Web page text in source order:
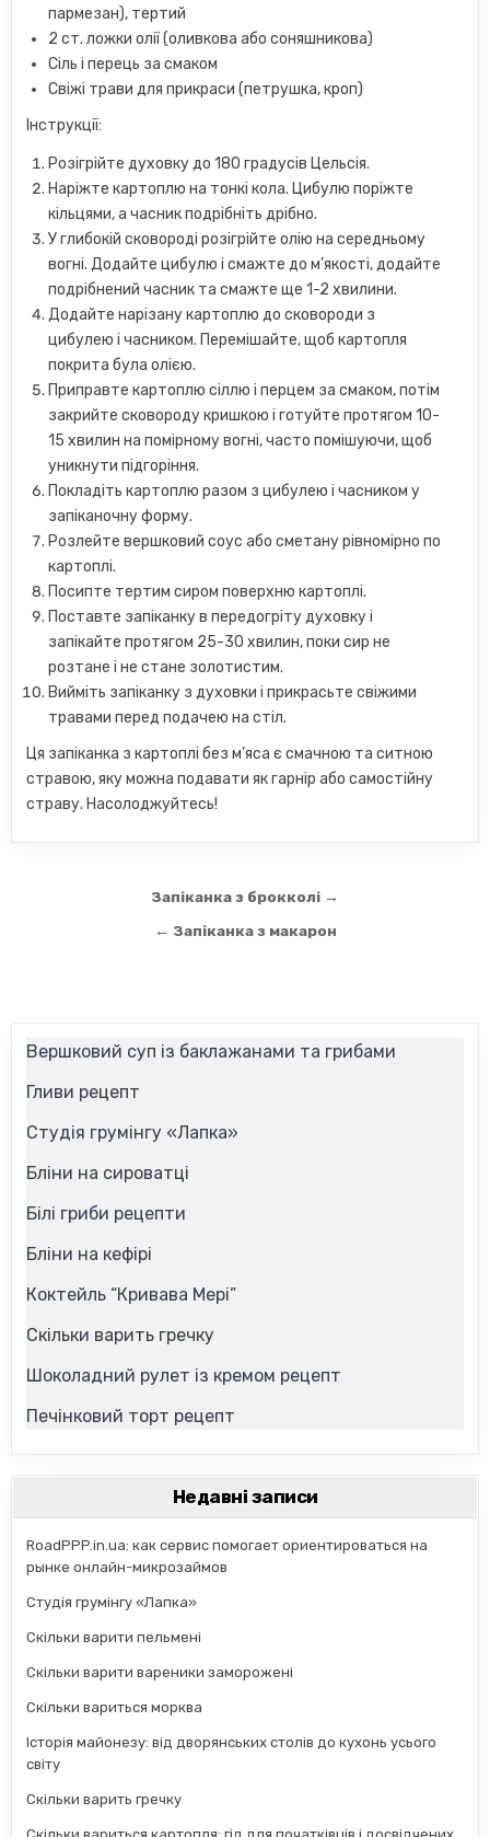
пармезан), тертий
2 ст. ложки олії (оливкова або соняшникова)
Сіль і перець за смаком
Свіжі трави для прикраси (петрушка, кроп)
Інструкції:
Розігрійте духовку до 180 градусів Цельсія.
Наріжте картоплю на тонкі кола. Цибулю поріжте
кільцями, а часник подрібніть дрібно.
У глибокій сковороді розігрійте олію на середньому
вогні. Додайте цибулю і смажте до м’якості, додайте
подрібнений часник та смажте ще 1-2 хвилини.
Додайте нарізану картоплю до сковороди з
цибулею і часником. Перемішайте, щоб картопля
покрита була олією.
Приправте картоплю сіллю і перцем за смаком, потім
закрийте сковороду кришкою і готуйте протягом 10-
15 хвилин на помірному вогні, часто помішуючи, щоб
уникнути підгоріння.
Покладіть картоплю разом з цибулею і часником у
запіканочну форму.
Розлейте вершковий соус або сметану рівномірно по
картоплі.
Посипте тертим сиром поверхню картоплі.
Поставте запіканку в передогріту духовку і
запікайте протягом 25-30 хвилин, поки сир не
розтане і не стане золотистим.
Вийміть запіканку з духовки і прикрасьте свіжими
травами перед подачею на стіл.
Ця запіканка з картоплі без м’яса є смачною та ситною
стравою, яку можна подавати як гарнір або самостійну
страву. Насолоджуйтесь!
НавігаціяЗапіканка з брокколі →
← Запіканка з макарон
Вершковий суп із баклажанами та грибами
Гливи рецепт
Студія грумінгу «Лапка»
Бліни на сироватці
Білі гриби рецепти
Бліни на кефірі
Коктейль “Кривава Мері”
Скільки варить гречку
Шоколадний рулет із кремом рецепт
Печінковий торт рецепт
Недавні записи
RoadPPP.in.ua: как сервис помогает ориентироваться на
рынке онлайн-микрозаймов
Студія грумінгу «Лапка»
Скільки варити пельмені
Скільки варити вареники заморожені
Скільки вариться морква
Історія майонезу: від дворянських столів до кухонь усього
світу
Скільки варить гречку